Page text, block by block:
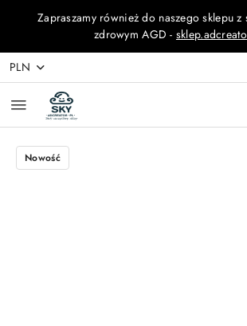
Przejdź do treści głównej
Przejdź do wyszukiwarki
Przejdź do moje konto
Przejdź do menu głównego
Przejdź do opisu produktu
Przejdź do stopki
Zapraszamy również do naszego sklepu z
zdrowym AGD -
PLN
Nowość